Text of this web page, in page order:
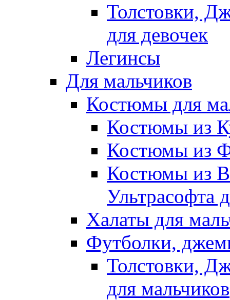
Толстовки,
для девочек
Легинсы
Для мальчиков
Костюмы для
Костюмы из
Костюмы из
Костюмы из
Ультрасофта
Халаты для
Футболки,
Толстовки,
для мальчиков